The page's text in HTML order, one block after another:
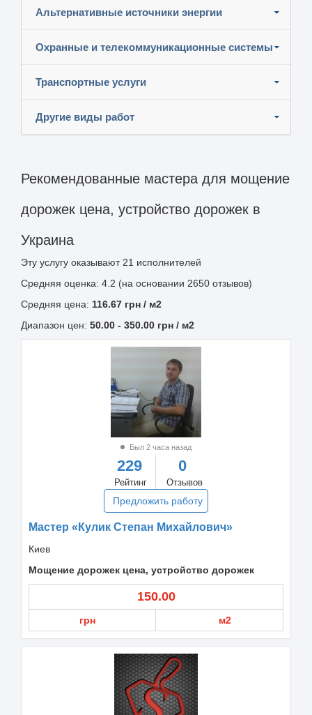
Альтернативные источники энергии
Охранные и телекоммуникационные системы
Транспортные услуги
Другие виды работ
Рекомендованные мастера для мощение
дорожек цена, устройство дорожек в
Украина
Эту услугу оказывают 21 исполнителей
Средняя оценка: 4.2 (на основании 2650 отзывов)
Средняя цена: 116.67 грн / м2
Диапазон цен: 50.00 - 350.00 грн / м2
Был 2 часа назад
229
Рейтинг
0
Отзывов
Предложить работу
Мастер «Кулик Степан Михайлович»
Киев
Мощение дорожек цена, устройство дорожек
150.00
грн м2